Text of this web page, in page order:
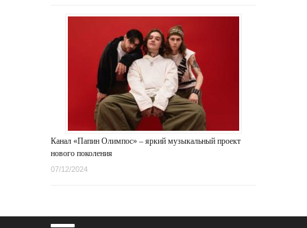
Канал «Папин Олимпос» – яркий музыкальный проект
нового поколения
07/12/2024